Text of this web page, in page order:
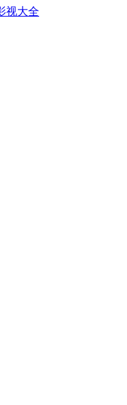
视大全